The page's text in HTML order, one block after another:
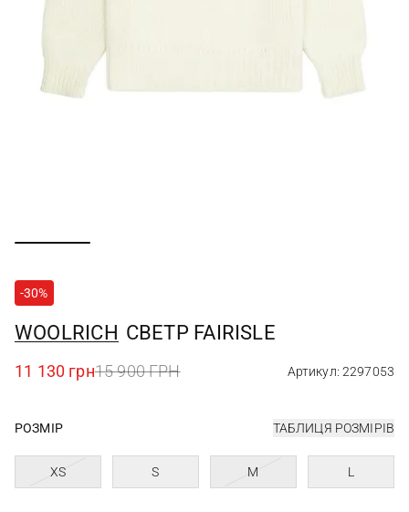
-30%
WOOLRICH СВЕТР FAIRISLE
11 130 грн15 900 ГРН Артикул: 2297053
РОЗМІР ТАБЛИЦЯ РОЗМІРІВ
XS S M L